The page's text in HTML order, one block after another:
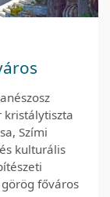
kristálytiszta
Szími
kulturális
főváros